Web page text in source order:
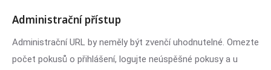
Administrační přístup
Administrační URL by neměly být zvenčí uhodnutelné. Omezte
počet pokusů o přihlášení, logujte neúspěšné pokusy a u